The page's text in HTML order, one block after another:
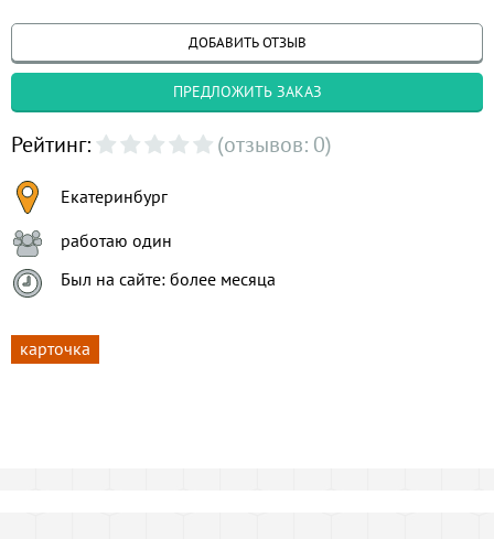
ДОБАВИТЬ ОТЗЫВ
ПРЕДЛОЖИТЬ ЗАКАЗ
Рейтинг: (отзывов: 0)
Екатеринбург
работаю один
Был на сайте: более месяца
карточка